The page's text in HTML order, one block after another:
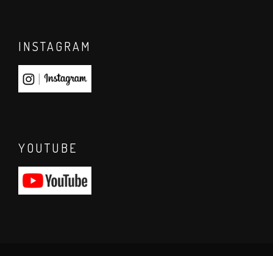
INSTAGRAM
YOUTUBE